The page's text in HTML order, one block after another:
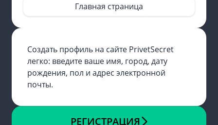
Главная страница
Создать профиль на сайте PrivetSecret
легко: введите ваше имя, город, дату
рождения, пол и адрес электронной
почты.
РЕГИСТРАЦИЯ